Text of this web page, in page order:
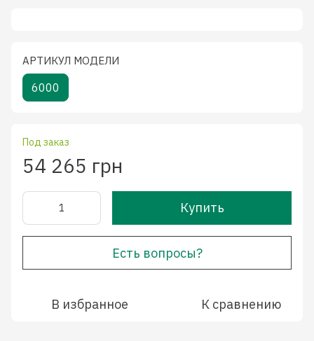
АРТИКУЛ МОДЕЛИ
6000
Под заказ
54 265 грн
Купить
Есть вопросы?
В избранное К сравнению